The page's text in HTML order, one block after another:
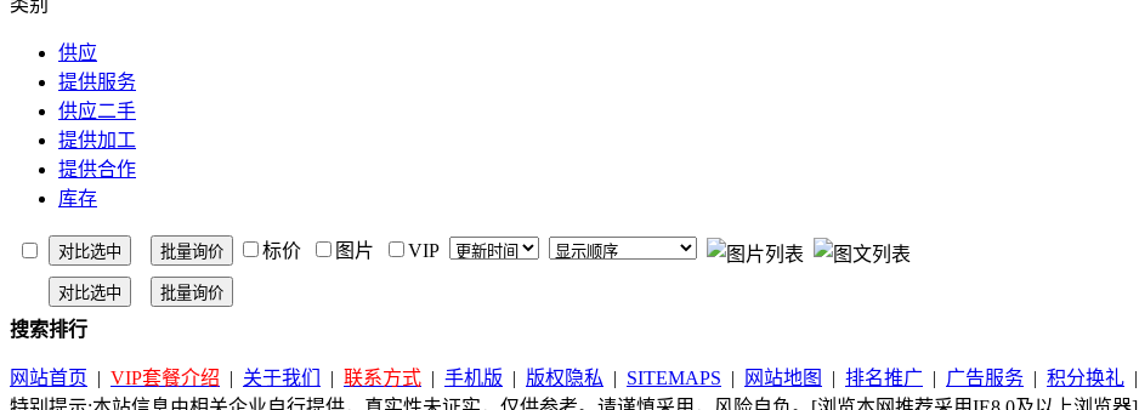
类别
供应
提供服务
供应二手
提供加工
提供合作
库存
标价 图片 VIP
搜索排行
网站首页 | VIP套餐介绍 | 关于我们 | 联系方式 | 手机版 | 版权隐私 | SITEMAPS | 网站地图 | 排名推广 | 广告服务 | 积分换礼 |